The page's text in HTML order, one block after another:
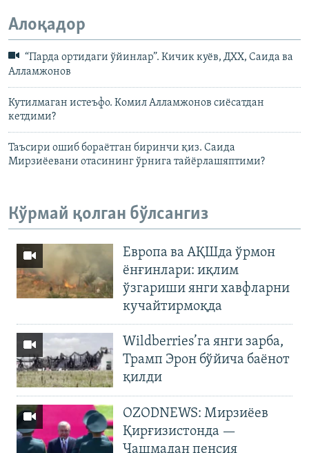
Алоқадор
“Парда ортидаги ўйинлар”. Кичик куёв, ДХХ, Саида ва
Алламжонов
Кутилмаган истеъфо. Комил Алламжонов сиёсатдан
кетдими?
Таъсири ошиб бораётган биринчи қиз. Саида
Мирзиёевани отасининг ўрнига тайёрлашяптими?
Кўрмай қолган бўлсангиз
Европа ва АҚШда ўрмон
ёнғинлари: иқлим
ўзгариши янги хавфларни
кучайтирмоқда
Wildberries’га янги зарба,
Трамп Эрон бўйича баёнот
қилди
OZODNEWS: Мирзиёев
Қирғизистонда —
Чашмадан пенсия